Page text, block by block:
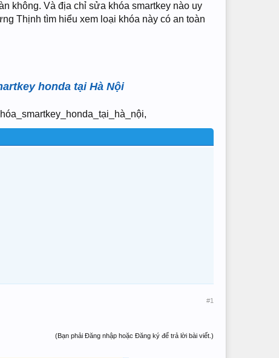
không. Và địa chỉ sửa khóa smartkey nào uy
Thịnh tìm hiểu xem loại khóa này có an toàn
honda tại Hà Nội
#1
(Bạn phải Đăng nhập hoặc Đăng ký để trả lời bài viết.)